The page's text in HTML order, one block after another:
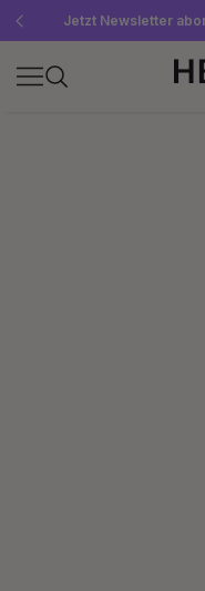
Gratis SLEEP WELL ab
Jetzt Newsletter
Bis zu 30 %